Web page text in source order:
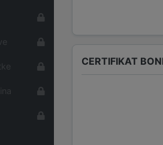
CERTIFIKAT